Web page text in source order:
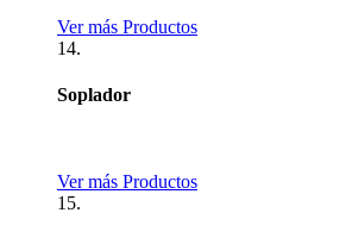
Ver más Productos
14.
Soplador
Ver más Productos
15.